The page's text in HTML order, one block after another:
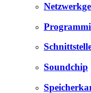
Soundchip